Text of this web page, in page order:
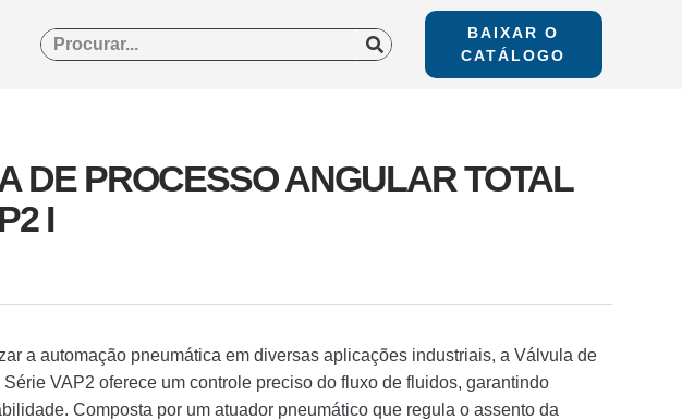
BAIXAR O
CATÁLOGO
DE PROCESSO ANGULAR TOTAL
I
a automação pneumática em diversas aplicações industriais, a Válvula de
Série VAP2 oferece um controle preciso do fluxo de fluidos, garantindo
Composta por um atuador pneumático que regula o assento da